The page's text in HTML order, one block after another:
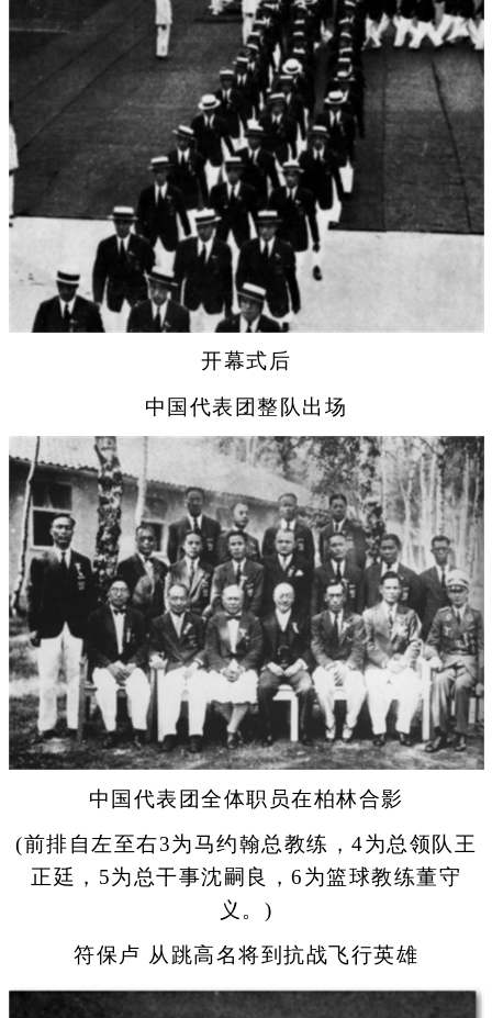
开幕式后
中国代表团整队出场
中国代表团全体职员在柏林合影
(前排自左至右3为马约翰总教练，4为总领队王
正廷，5为总干事沈嗣良，6为篮球教练董守
义。)
符保卢 从跳高名将到抗战飞行英雄